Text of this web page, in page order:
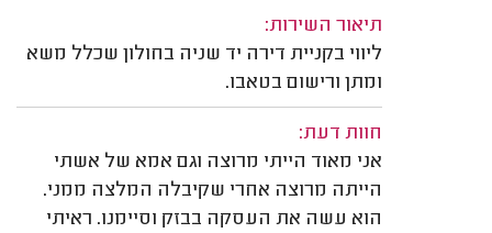
תיאור השירות:
ליווי בקניית דירה יד שניה בחולון שכלל משא
ומתן ורישום בטאבו.
חוות דעת:
אני מאוד הייתי מרוצה וגם אמא של אשתי
הייתה מרוצה אחרי שקיבלה המלצה ממני.
הוא עשה את העסקה בבזק וסיימנו. ראיתי